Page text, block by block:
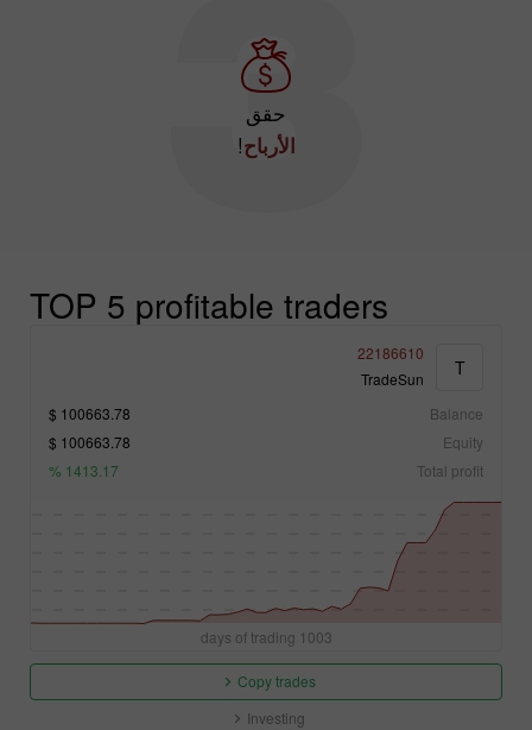
حقق
الأرباح!
TOP 5 profitable traders
T
22186610
TradeSun
Balance
100663.78 $
Equity
100663.78 $
Total profit
1413.17 %
1003 days of trading
Investing
Copy trades